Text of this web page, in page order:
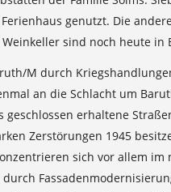
genutzt. Die
sind noch heute in
M durch
an die Schlacht um
geschlossen erhaltene
Zerstörungen 1945
sich vor allem